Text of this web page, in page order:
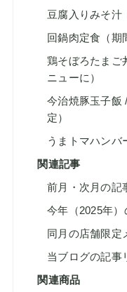
豆腐入りみそ汁
回鍋肉定食（期
鶏そぼろたまご
ニューに）
今治焼豚玉子飯
定）
うまトマハンバ
関連記事
前月・次月の記
今年（2025年
同月の店舗限定
当ブログの記事
関連商品